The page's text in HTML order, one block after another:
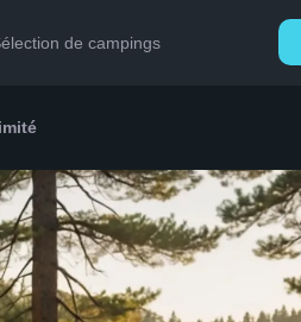
de campings